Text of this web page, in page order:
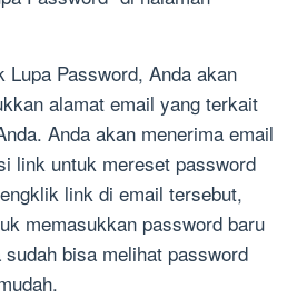
Lupa Password, Anda akan
alamat email yang terkait
Anda akan menerima email
link untuk mereset password
link di email tersebut,
memasukkan password baru
bisa melihat password